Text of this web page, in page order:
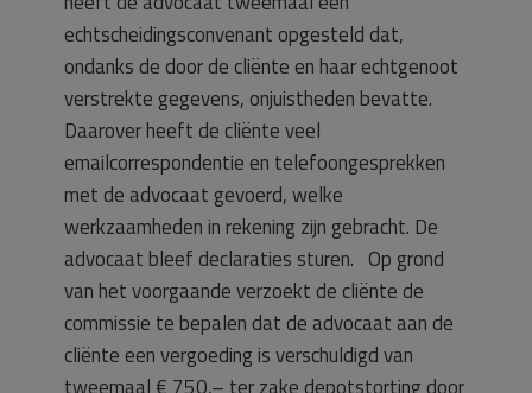
echtscheidingsconvenant opgesteld dat,
ondanks de door de cliënte en haar echtgenoot
verstrekte gegevens, onjuistheden bevatte.
Daarover heeft de cliënte veel
emailcorrespondentie en telefoongesprekken
met de advocaat gevoerd, welke
werkzaamheden in rekening zijn gebracht. De
advocaat bleef declaraties sturen. Op grond
van het voorgaande verzoekt de cliënte de
commissie te bepalen dat de advocaat aan de
cliënte een vergoeding is verschuldigd van
tweemaal € 750,– ter zake depotstorting door